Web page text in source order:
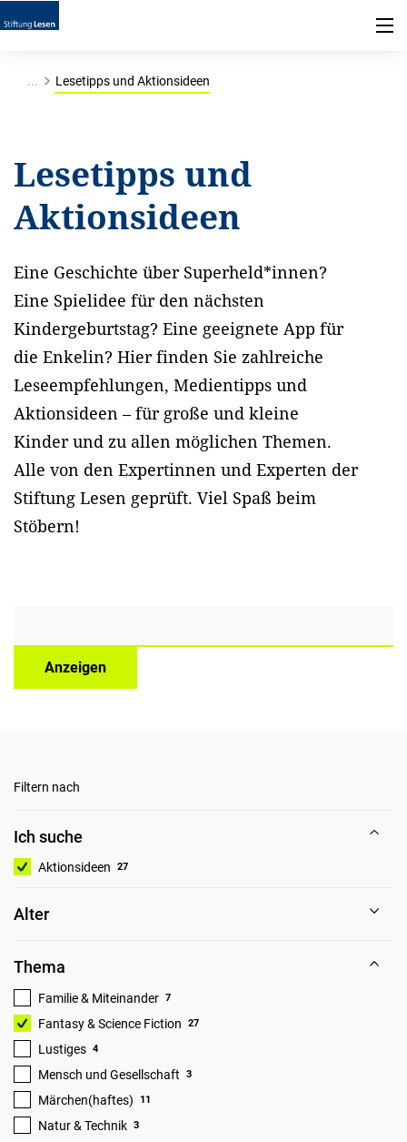
... Lesetipps und Aktionsideen
Lesetipps und
Aktionsideen
Eine Geschichte über Superheld*innen?
Eine Spielidee für den nächsten
Kindergeburtstag? Eine geeignete App für
die Enkelin? Hier finden Sie zahlreiche
Leseempfehlungen, Medientipps und
Aktionsideen – für große und kleine
Kinder und zu allen möglichen Themen.
Alle von den Expertinnen und Experten der
Stiftung Lesen geprüft. Viel Spaß beim
Stöbern!
Anzeigen
Filtern nach
Ich suche
Aktionsideen 27
Alter
Thema
Familie & Miteinander 7
Fantasy & Science Fiction 27
Lustiges 4
Mensch und Gesellschaft 3
Märchen(haftes) 11
Natur & Technik 3